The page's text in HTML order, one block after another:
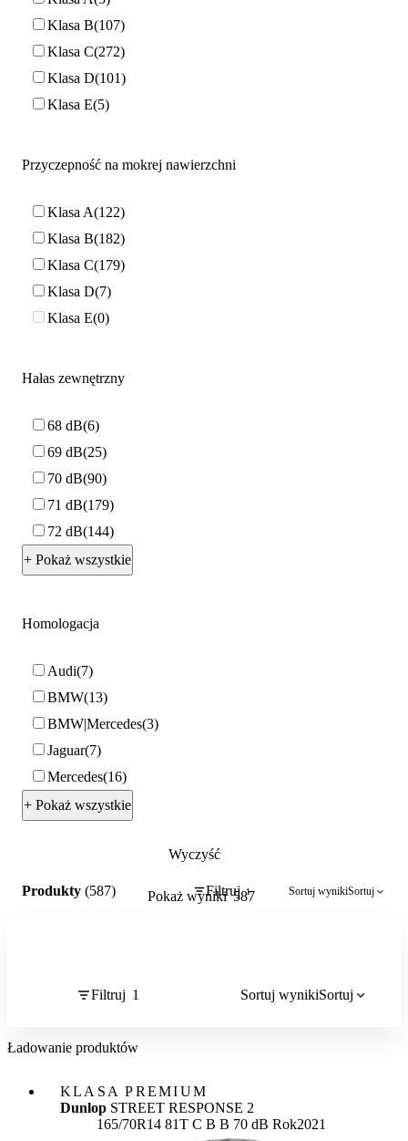
Klasa B 107
Klasa C 272
Klasa D 101
Klasa E 5
Przyczepność na mokrej nawierzchni
Klasa A 122
Klasa B 182
Klasa C 179
Klasa D 7
Klasa E 0
Hałas zewnętrzny
68 dB 6
69 dB 25
70 dB 90
71 dB 179
72 dB 144
+ Pokaż wszystkie
Homologacja
Audi 7
BMW 13
BMW|Mercedes 3
Jaguar 7
Mercedes 16
+ Pokaż wszystkie
Wyczyść
Pokaż wyniki 587
Produkty (587) Filtruj 1 Sortuj wynikiSortuj
Filtruj 1 Sortuj wynikiSortuj
Ładowanie produktów
KLASA PREMIUM
Dunlop STREET RESPONSE 2
165/70R14 81T Etykieta:
C B B 70 dB Rok2021